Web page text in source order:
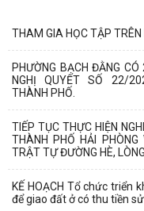
THAM GIA HỌC TẬP TRÊN
PHƯỜNG BẠCH ĐẰNG
NGHỊ QUYẾT SỐ 22/
THÀNH PHỐ.
TIẾP TỤC THỰC HIỆN
THÀNH PHỐ HẢI PHÒNG
TRẬT TỰ ĐƯỜNG HÈ,
KẾ HOẠCH Tổ chức triển
để giao đất ở có thu tiền